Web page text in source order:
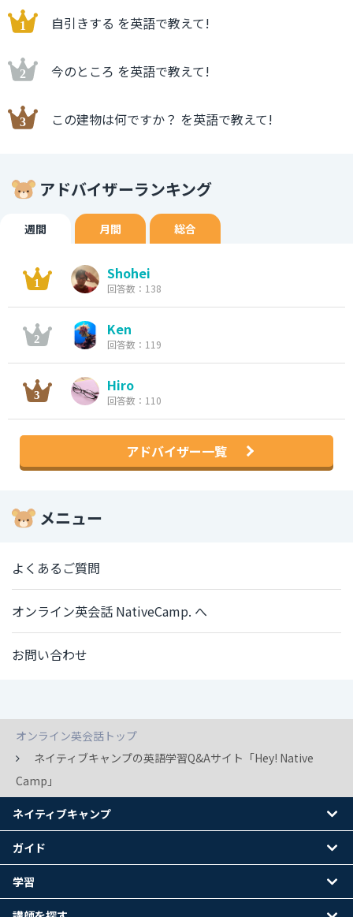
自引きする を英語で教えて!
今のところ を英語で教えて!
この建物は何ですか？ を英語で教えて!
アドバイザーランキング
週間 月間 総合
Shohei
回答数：138
Ken
回答数：119
Hiro
回答数：110
アドバイザー一覧
メニュー
よくあるご質問
オンライン英会話 NativeCamp. へ
お問い合わせ
オンライン英会話トップ
ネイティブキャンプの英語学習Q&Aサイト「Hey! Native
Camp」
ネイティブキャンプ
ガイド
学習